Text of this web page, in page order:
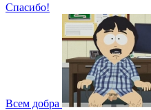
Спасибо!
Всем добра